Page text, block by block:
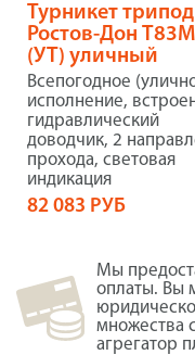
Турникет трипод
Ростов-Дон
(УТ) уличный
Всепогодное
исполнение,
гидравлический
доводчик, 2
прохода, световая
индикация
82 083 РУБ
Мы
оплаты. Вы
множества
агрегатор